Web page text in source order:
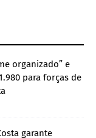
organizado” e
para forças de
garante